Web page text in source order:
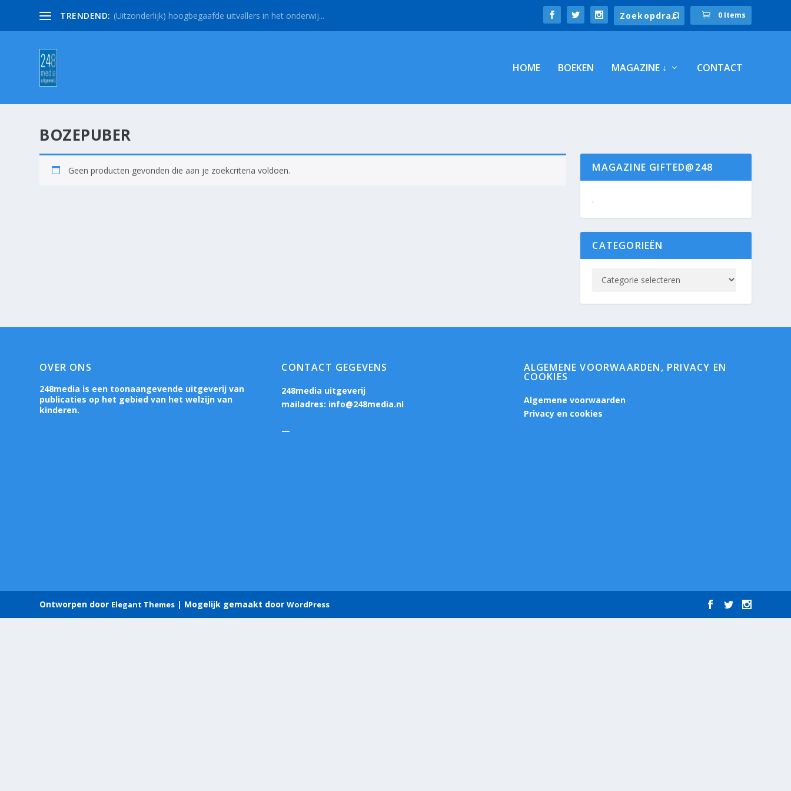
TRENDEND: (Uitzonderlijk) hoogbegaafde uitvallers in het onderwij... 0 Items
HOME BOEKEN MAGAZINE ↓ CONTACT
BOZEPUBER
Geen producten gevonden die aan je zoekcriteria voldoen. MAGAZINE GIFTED@248
.
CATEGORIEËN
OVER ONS
248media is een toonaangevende uitgeverij van
publicaties op het gebied van het welzijn van
kinderen.
CONTACT GEGEVENS
248media uitgeverij
mailadres: info@248media.nl
—
ALGEMENE VOORWAARDEN, PRIVACY EN
COOKIES
Algemene voorwaarden
Privacy en cookies
Ontworpen door Elegant Themes | Mogelijk gemaakt doorWordPress